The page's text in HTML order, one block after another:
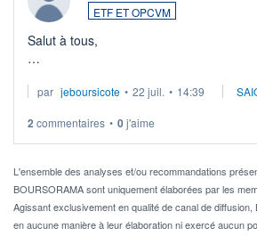
ETF ET OPCVM
Salut à tous,
via un ETF plutôt que des actions
Idéalement, je voudrais qu'il soit éligible
Pour l' ...
par jeboursicote • 22 juil. • 14:39
2 commentaires • 0j'aime
L'ensemble des analyses et/ou recommandations
BOURSORAMA sont uniquement élaborées par les
Agissant exclusivement en qualité de canal de
en aucune manière à leur élaboration ni exercé aucun